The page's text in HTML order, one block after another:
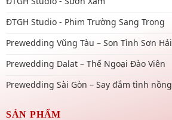
ĐTGH Studio - Phim Trường Sang Trọng
Prewedding Vũng Tàu – Son Tình Sơn Hải
Prewedding Dalat – Thế Ngoại Đào Viên
Prewedding Sài Gòn – Say đắm tình nồng
SẢN PHẨM